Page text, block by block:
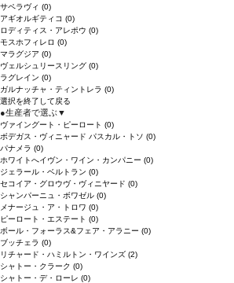
サペラヴィ (0)
アギオルギティコ (0)
ロディティス・アレポウ (0)
モスホフィレロ (0)
マラグジア (0)
ヴェルシュリースリング (0)
ラグレイン (0)
ガルナッチャ・ティントレラ (0)
選択を終了して戻る
●生産者で選ぶ▼
ヴァイングート・ピーロート (0)
ボデガス・ヴィニャード パスカル・トソ (0)
パナメラ (0)
ホワイトへイヴン・ワイン・カンパニー (0)
ジェラール・ベルトラン (0)
セコイア・グロウヴ・ヴィニヤード (0)
シャンパーニュ・ボワゼル (0)
メナージュ・ア・トロワ (0)
ピーロート・エステート (0)
ボール・フォーラス&フェア・アラニー (0)
ブッチェラ (0)
リチャード・ハミルトン・ワインズ (2)
シャトー・クラーク (0)
シャトー・デ・ローレ (0)